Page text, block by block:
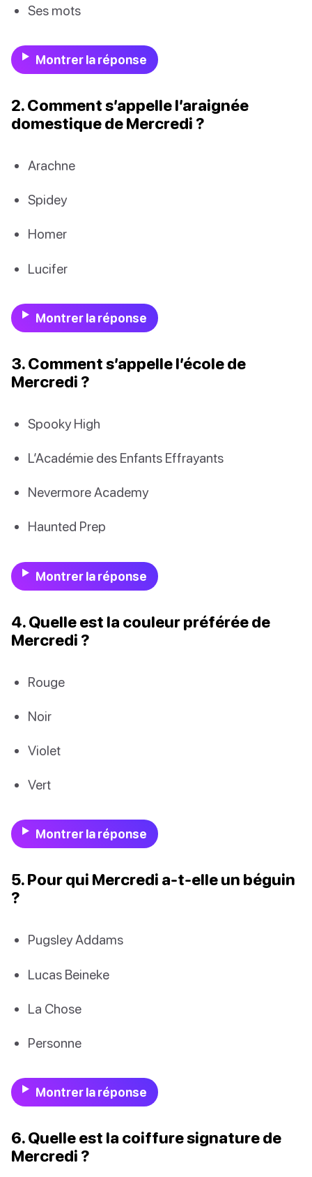
Ses mots
Montrer la réponse
2. Comment s’appelle l’araignée
domestique de Mercredi ?
Arachne
Spidey
Homer
Lucifer
Montrer la réponse
3. Comment s’appelle l’école de
Mercredi ?
Spooky High
L’Académie des Enfants Effrayants
Nevermore Academy
Haunted Prep
Montrer la réponse
4. Quelle est la couleur préférée de
Mercredi ?
Rouge
Noir
Violet
Vert
Montrer la réponse
5. Pour qui Mercredi a-t-elle un béguin
?
Pugsley Addams
Lucas Beineke
La Chose
Personne
Montrer la réponse
6. Quelle est la coiffure signature de
Mercredi ?